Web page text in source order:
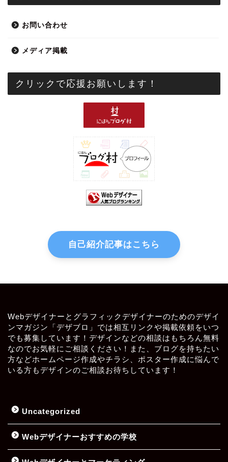
お問い合わせ
メディア掲載
クリックで応援お願いします！
自己紹介記事はこちら
Webデザイナーとグラフィックデザイナーのためのデザイ
ンマガジン「デザブロ」では相互リンクや掲載依頼をいつ
でも募集しています！デザインなどの相談はもちろん無料
なのでお気軽にご相談ください！また、ブログを持ちたい
方などホームページ作成やチラシ、ポスター作成に悩んで
いる方もデザインのご相談お待ちしています！
Uncategorized
Webデザイナーおすすめの学校